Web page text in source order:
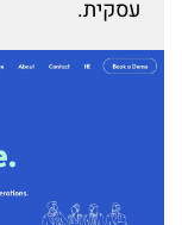
עסקית.